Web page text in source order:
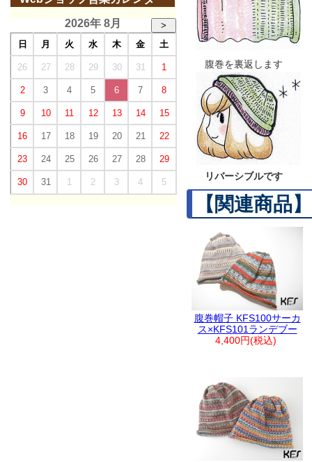
腹巻を裏返します
リバーシブルです
【関連商品】
腹巻帽子 KFS100サーカ
ス×KFS101ランデブー
4,400円(税込)
2026年 8月
>
日
月 火 水 木 金 土
26 27 28 29 30 31 1
2 3 4 5 6 7 8
9 10 11 12 13 14 15
16 17 18 19 20 21 22
23 24 25 26 27 28 29
30 31 1 2 3 4 5